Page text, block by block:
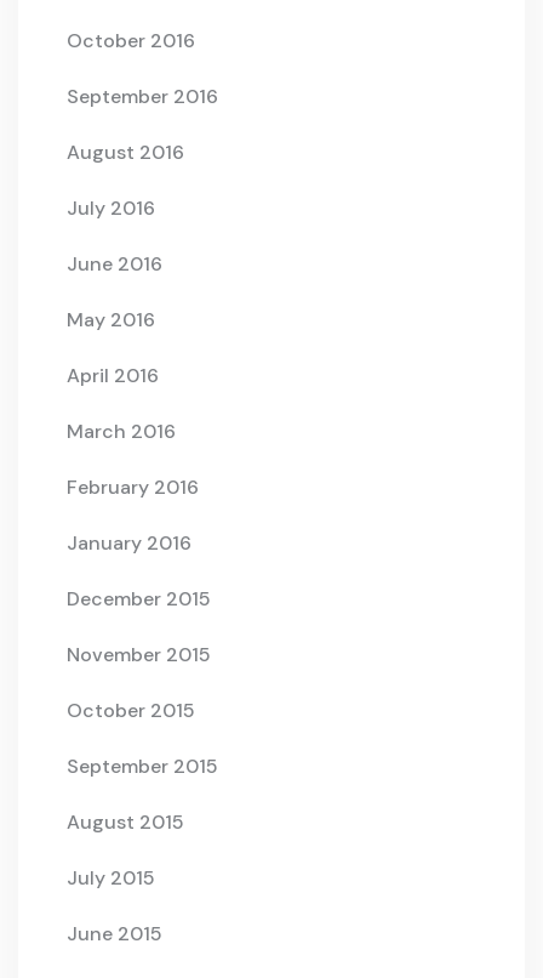
October 2016
September 2016
August 2016
July 2016
June 2016
May 2016
April 2016
March 2016
February 2016
January 2016
December 2015
November 2015
October 2015
September 2015
August 2015
July 2015
June 2015